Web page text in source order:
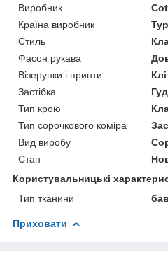
Виробник
Країна виробник
Стиль
Фасон рукава
Візерунки і принти
Застібка
Тип крою
Тип сорочкового коміра
Вид виробу
Стан
Користувальницькі
Тип тканини
Приховати